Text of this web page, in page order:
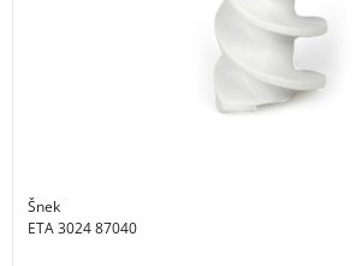
Šnek
ETA 3024 87040